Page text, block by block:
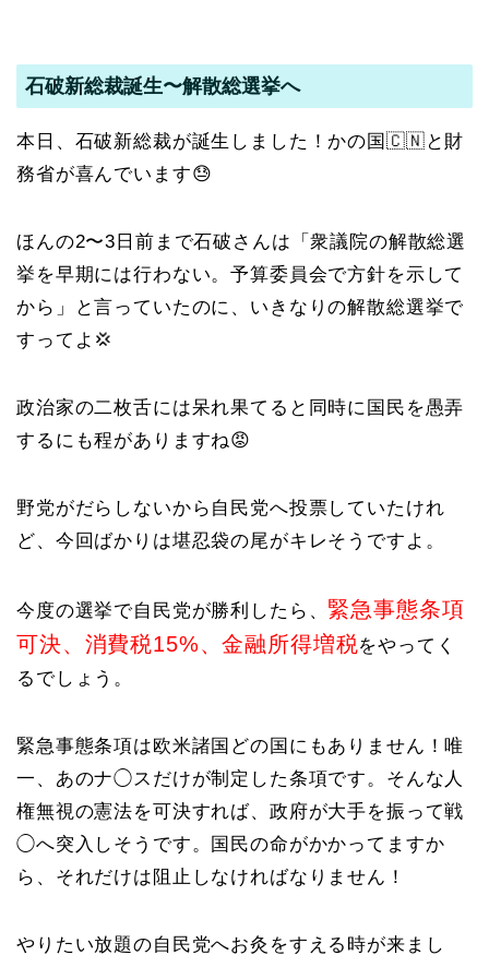
石破新総裁誕生〜解散総選挙へ
本日、石破新総裁が誕生しました！かの国🇨🇳と財
務省が喜んでいます😓
ほんの2〜3日前まで石破さんは「衆議院の解散総選
挙を早期には行わない。予算委員会で方針を示して
から」と言っていたのに、いきなりの解散総選挙で
すってよ💢
政治家の二枚舌には呆れ果てると同時に国民を愚弄
するにも程がありますね😡
野党がだらしないから自民党へ投票していたけれ
ど、今回ばかりは堪忍袋の尾がキレそうですよ。
今度の選挙で自民党が勝利したら、 緊急事態条項
可決、消費税15%、金融所得増税をやってく
るでしょう。
緊急事態条項は欧米諸国どの国にもありません！唯
一、あのナ◯スだけが制定した条項です。そんな人
権無視の憲法を可決すれば、政府が大手を振って戦
◯へ突入しそうです。国民の命がかかってますか
ら、それだけは阻止しなければなりません！
やりたい放題の自民党へお灸をすえる時が来まし